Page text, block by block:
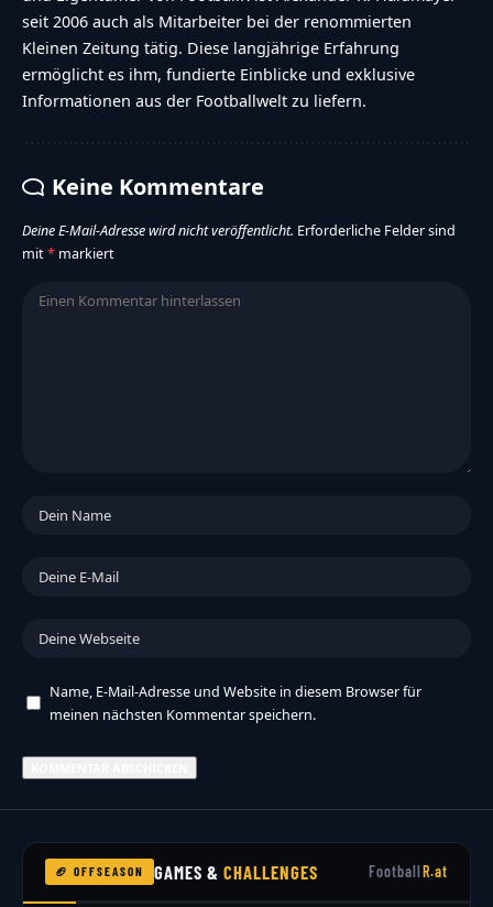
seit 2006 auch als Mitarbeiter bei der renommierten
Kleinen Zeitung tätig. Diese langjährige Erfahrung
ermöglicht es ihm, fundierte Einblicke und exklusive
Informationen aus der Footballwelt zu liefern.
Keine Kommentare
Deine E-Mail-Adresse wird nicht veröffentlicht. Erforderliche Felder sind
mit* markiert
Name, E-Mail-Adresse und Website in diesem Browser für
meinen nächsten Kommentar speichern.
🏈 OFFSEASON GAMES &CHALLENGES FootballR.at